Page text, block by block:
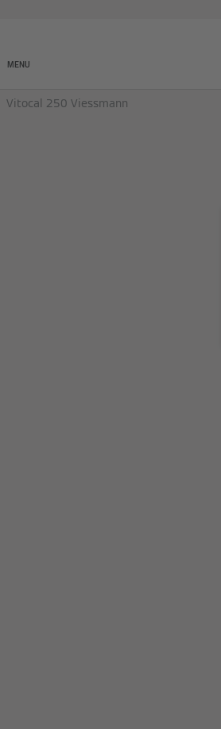
MENU
Vitocal 250 Viessmann